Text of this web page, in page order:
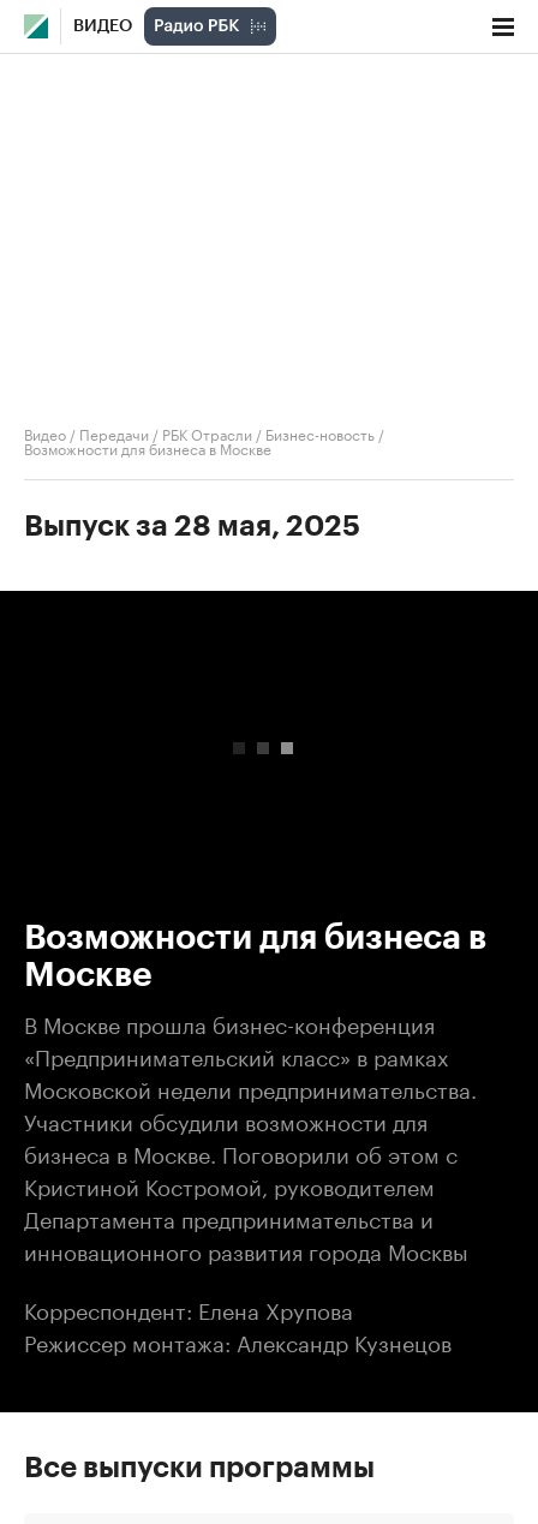
ВИДЕО
Видео / Передачи / РБК Отрасли / Бизнес-новость /
Возможности для бизнеса в Москве
Выпуск за 28 мая, 2025
Возможности для бизнеса в
Москве
В Москве прошла бизнес-конференция
«Предпринимательский класс» в рамках
Московской недели предпринимательства.
Участники обсудили возможности для
бизнеса в Москве. Поговорили об этом с
Кристиной Костромой, руководителем
Департамента предпринимательства и
инновационного развития города Москвы
Корреспондент: Елена Хрупова
Режиссер монтажа: Александр Кузнецов
Все выпуски программы